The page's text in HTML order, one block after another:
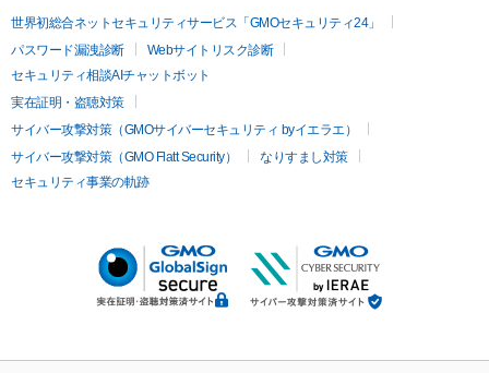
世界初総合ネットセキュリティサービス「GMOセキュリティ24」
パスワード漏洩診断
Webサイトリスク診断
セキュリティ相談AIチャットボット
実在証明・盗聴対策
サイバー攻撃対策（GMOサイバーセキュリティ byイエラエ）
サイバー攻撃対策（GMO Flatt Security）
なりすまし対策
セキュリティ事業の軌跡